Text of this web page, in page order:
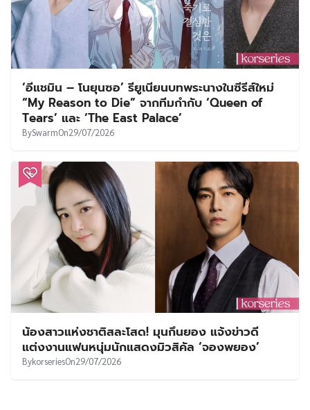
‘อีแชมิน – โนยุนซอ’ รียูเนียนบทพระนางในซีรีส์ใหม่
“My Reason to Die” จากทีมกำกับ ‘Queen of
Tears’ และ ‘The East Palace’
BySwarmOn29/07/2026
น้องสาวแห่งชาติสละโสด! มุนกึนยอง แจ้งข่าวดี
แต่งงานแฟนหนุ่มนักแสดงมิวสิคัล ‘จองพยอง’
BykorseriesOn29/07/2026